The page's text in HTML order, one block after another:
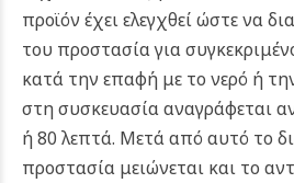
προϊόν έχει ελεγχθεί ώστε να
του προστασία για
κατά την επαφή με το νερό ή
στη συσκευασία αναγράφεται
ή 80 λεπτά. Μετά από αυτό το
προστασία μειώνεται και το